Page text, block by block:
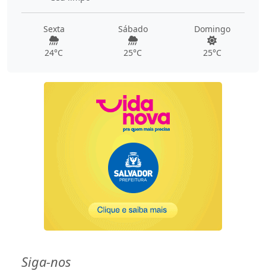
Sexta
24°C
Sábado
25°C
Domingo
25°C
Siga-nos